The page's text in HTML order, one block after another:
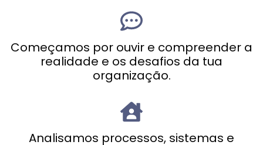
Começamos por ouvir e compreender a
realidade e os desafios da tua
organização.
Analisamos processos, sistemas e